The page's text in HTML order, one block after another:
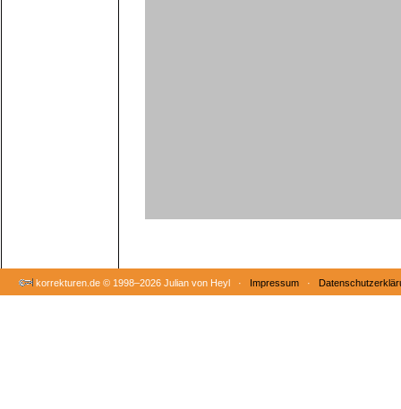
korrekturen.de © 1998–2026 Julian von Heyl · Impressum ·